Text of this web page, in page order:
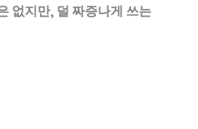
없지만, 덜 짜증나게 쓰는